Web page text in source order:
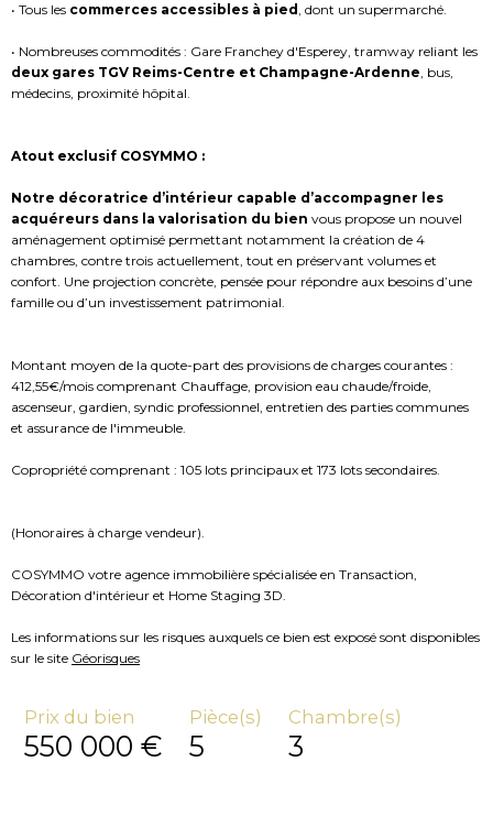
• Tous les commerces accessibles à pied, dont un supermarché.
• Nombreuses commodités : Gare Franchey d'Esperey, tramway reliant les
deux gares TGV Reims-Centre et Champagne-Ardenne, bus,
médecins, proximité hôpital.
Atout exclusif COSYMMO :
Notre décoratrice d’intérieur capable d’accompagner les
acquéreurs dans la valorisation du bien vous propose un nouvel
aménagement optimisé permettant notamment la création de 4
chambres, contre trois actuellement, tout en préservant volumes et
confort. Une projection concrète, pensée pour répondre aux besoins d’une
famille ou d’un investissement patrimonial.
Montant moyen de la quote-part des provisions de charges courantes :
412,55€/mois comprenant Chauffage, provision eau chaude/froide,
ascenseur, gardien, syndic professionnel, entretien des parties communes
et assurance de l'immeuble.
Copropriété comprenant : 105 lots principaux et 173 lots secondaires.
(Honoraires à charge vendeur).
COSYMMO votre agence immobilière spécialisée en Transaction,
Décoration d'intérieur et Home Staging 3D.
Les informations sur les risques auxquels ce bien est exposé sont disponibles
sur le site Géorisques
Prix du bien
550 000 €
Pièce(s)
5
Chambre(s)
3